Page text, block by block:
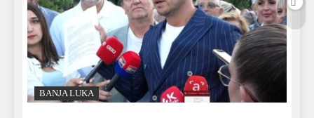
BANJA LUKA